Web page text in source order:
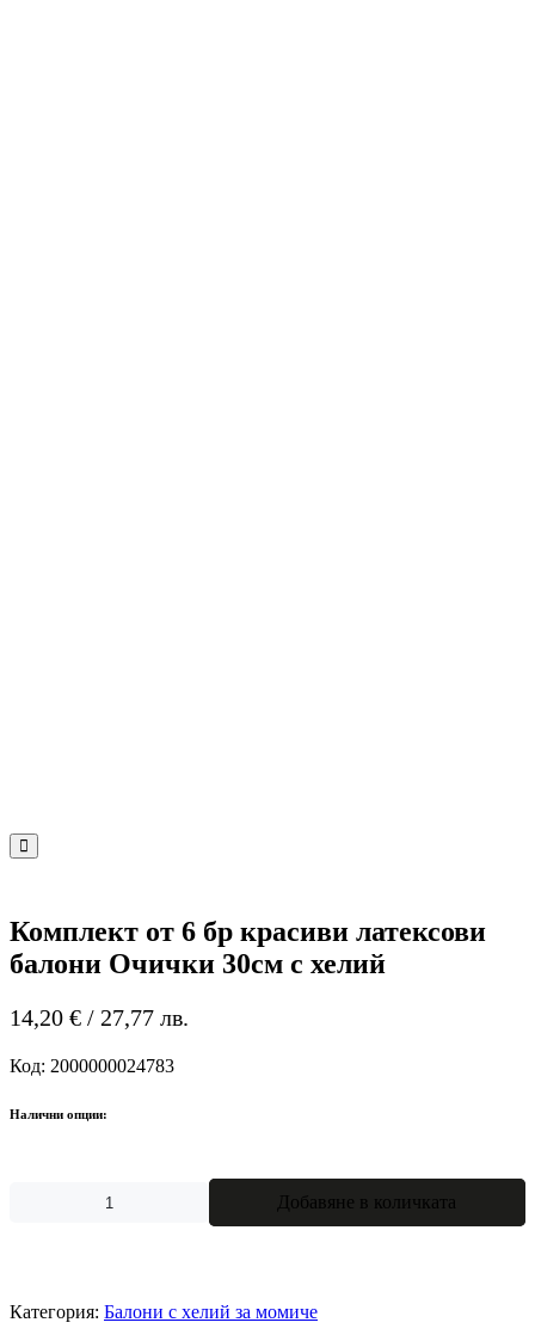
Комплект от 6 бр красиви латексови
балони Очички 30см с хелий
14,20 € / 27,77 лв.
Код: 2000000024783
Налични опции:
количество
бр
Добавяне в количката
Категория: Балони с хелий за момиче